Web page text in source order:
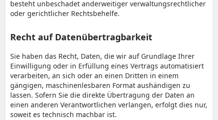
besteht unbeschadet anderweitiger verwaltungsrechtlicher
oder gerichtlicher Rechtsbehelfe.
Recht auf Datenübertragbarkeit
Sie haben das Recht, Daten, die wir auf Grundlage Ihrer
Einwilligung oder in Erfüllung eines Vertrags automatisiert
verarbeiten, an sich oder an einen Dritten in einem
gängigen, maschinenlesbaren Format aushändigen zu
lassen. Sofern Sie die direkte Übertragung der Daten an
einen anderen Verantwortlichen verlangen, erfolgt dies nur,
soweit es technisch machbar ist.